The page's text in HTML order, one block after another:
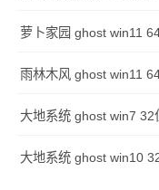
萝卜家园 ghost win11
雨林木风 ghost win11
大地系统 ghost win7 32
大地系统 ghost win10